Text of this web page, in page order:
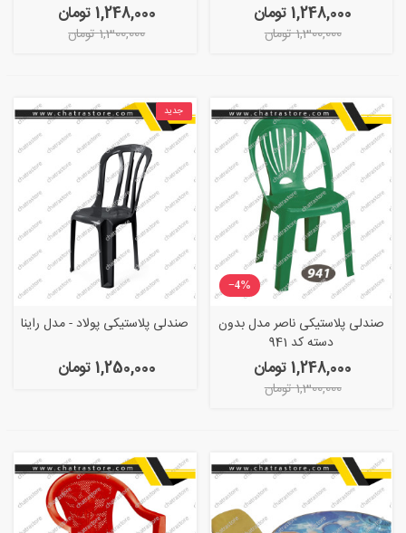
1,248,000 تومان
1,300,000 تومان
1,248,000 تومان
1,300,000 تومان
‎−4%
صندلی پلاستیکی ناصر مدل بدون
دسته کد 941
1,248,000 تومان
1,300,000 تومان
جدید
صندلی پلاستیکی پولاد - مدل راینا
1,250,000 تومان